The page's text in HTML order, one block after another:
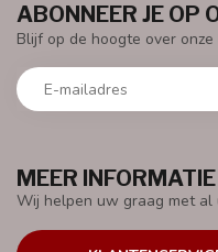
MEER INFORMATIE
Wij helpen uw graag met al
ABONNEER JE OP
Blijf op de hoogte over